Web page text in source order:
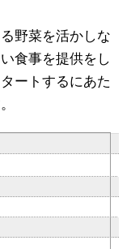
野菜を活かしな
食事を提供をし
ートするにあた